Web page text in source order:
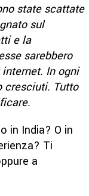
state scattate
sul
e la
sarebbero
In ogni
cresciuti. Tutto
in India? O in
Ti
a